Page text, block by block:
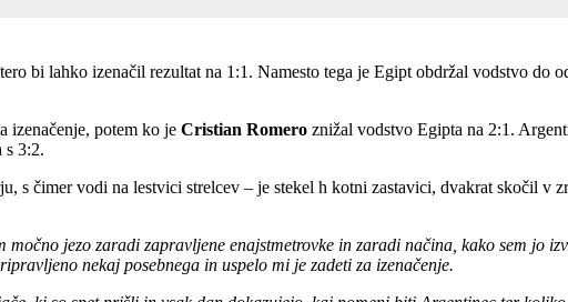
bi lahko izenačil rezultat na 1:1. Namesto tega je Egipt obdržal vodstvo do
izenačenje, potem ko je Cristian Romero znižal vodstvo Egipta na 2:1.
s 3:2.
s čimer vodi na lestvici strelcev – je stekel h kotni zastavici, dvakrat skočil v
jezo zaradi zapravljene enajstmetrovke in zaradi načina, kako sem jo
nekaj posebnega in uspelo mi je zadeti za izenačenje.